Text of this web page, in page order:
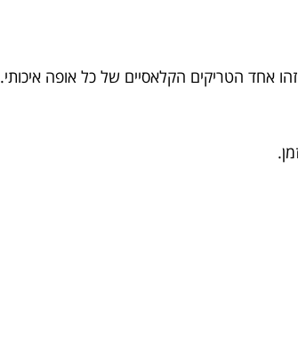
אחד הטריקים הקלאסיים של כל אופה איכותי.